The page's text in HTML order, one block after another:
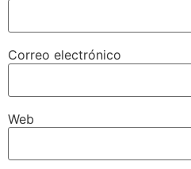
Correo electrónico
Web